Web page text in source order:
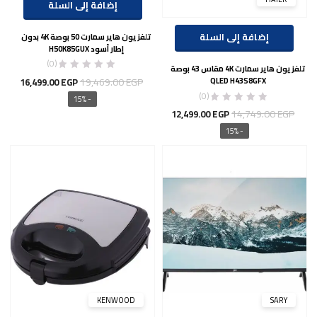
إضافة إلى السلة
تلفزيون هاير سمارت 4K مقاس 43 بوصة
QLED H43S8GFX
(0)
14,749.00EGP
السعر
الأصلي
12,499.00EGP
السعر
- 15%
إضافة إلى السلة
تلفزيون هاير سمارت 50 بوصة 4K بدون
إطار أسود H50K85GUX
(0)
19,469.00EGP
السعر
الأصلي
16,499.00EGP
- 15%
SARY
KENWOOD